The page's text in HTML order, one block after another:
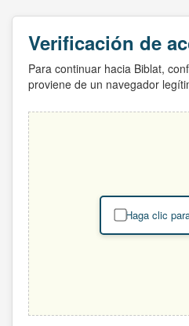
Verificación de
Para continuar hacia Biblat,
proviene de un navegador
Haga clic